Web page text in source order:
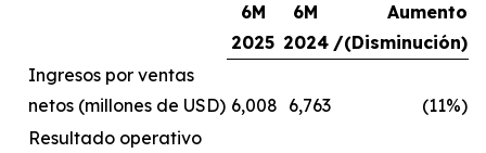
6M
2025
6M
2024
Aumento
/(Disminución)
Ingresos por ventas
netos (millones de USD) 6,008 6,763
(11%)
Resultado operativo